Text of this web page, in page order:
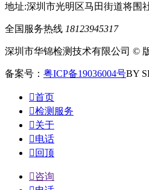
地址:深圳市光明区马田街道将围
全国服务热线 18123945317
深圳市华锦检测技术有限公司 ©
备案号： 粤ICP备19036004号BY
首页
检测服务
关于
电话
 回顶
咨询